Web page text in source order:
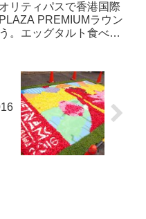
リティパスで香港国際
PREMIUMラウン
。エッグタルト食べ放